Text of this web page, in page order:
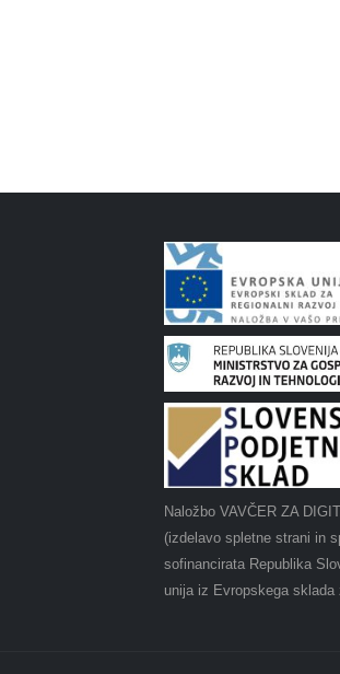
Naložbo VAVČER ZA
(izdelavo spletne strani in
sofinancirata Republika
unija iz Evropskega sklada